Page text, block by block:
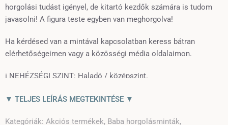
horgolási tudást igényel, de kitartó kezdők számára is tudom
javasolni! A figura teste egyben van meghorgolva!
Ha kérdésed van a mintával kapcsolatban keress bátran
elérhetőségeimen vagy a közösségi média oldalaimon.
ℹ️ NEHÉZSÉGI SZINT: Haladó / középszint.
✂️ Mire lesz szükséged a játék elkészítéséhez:
2,5 mm horgolótű
▼ TELJES LEÍRÁS MEGTEKINTÉSE ▼
Kategóriák: Akciós termékek, Baba horgolásminták,